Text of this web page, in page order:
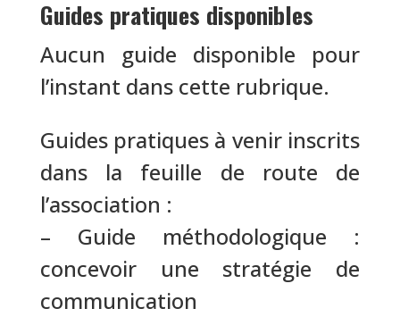
Guides pratiques disponibles
Aucun guide disponible pour
l’instant dans cette rubrique.
Guides pratiques à venir inscrits
dans la feuille de route de
l’association :
– Guide méthodologique :
concevoir une stratégie de
communication